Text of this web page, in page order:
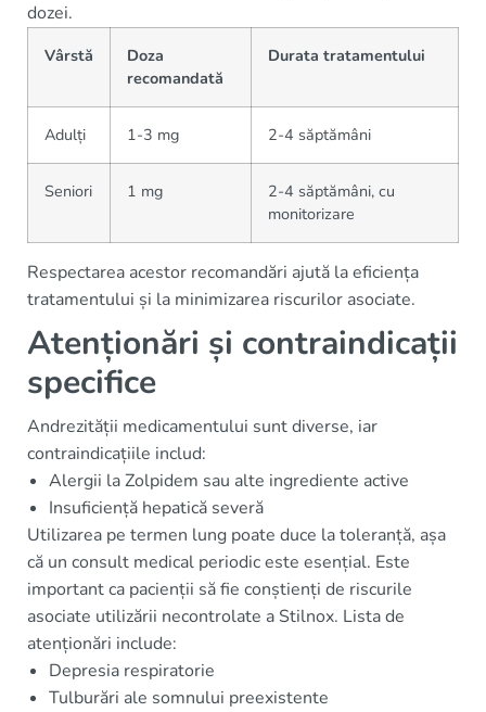
dozei.
Vârstă
Doza
recomandată
Durata tratamentului
Adulți 1-3 mg 2-4 săptămâni
Seniori 1 mg
2-4 săptămâni, cu
monitorizare
Respectarea acestor recomandări ajută la eficiența
tratamentului și la minimizarea riscurilor asociate.
Atenționări și contraindicații
specifice
Andrezității medicamentului sunt diverse, iar
contraindicațiile includ:
Alergii la Zolpidem sau alte ingrediente active
Insuficiență hepatică severă
Utilizarea pe termen lung poate duce la toleranță, așa
că un consult medical periodic este esențial. Este
important ca pacienții să fie conștienți de riscurile
asociate utilizării necontrolate a Stilnox. Lista de
atenționări include:
Depresia respiratorie
Tulburări ale somnului preexistente